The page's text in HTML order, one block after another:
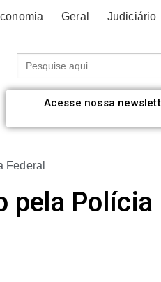
Geral Judiciário
Procurar:
Acesse nossa
Federal
pela Polícia